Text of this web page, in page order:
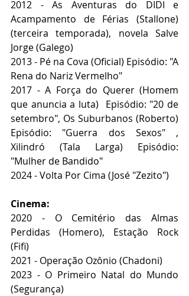
2012 - As Aventuras do DIDI e
Acampamento de Férias (Stallone)
(terceira temporada), novela Salve
Jorge (Galego)
2013 - Pé na Cova (Oficial) Episódio: "A
Rena do Nariz Vermelho"
2017 - A Força do Querer (Homem
que anuncia a luta)  Episódio: "20 de
setembro", Os Suburbanos (Roberto)
Episódio: "Guerra dos Sexos" ,
Xilindró (Tala Larga) Episódio:
"Mulher de Bandido"
2024 - Volta Por Cima (José "Zezito")
Cinema:
2020 - O Cemitério das Almas
Perdidas (Homero), Estação Rock
(Fifi)
2021 - Operação Ozônio (Chadoni)
2023 - O Primeiro Natal do Mundo
(Segurança)